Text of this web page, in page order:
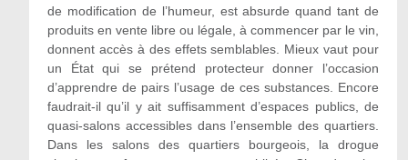
de modification de l’humeur, est absurde quand tant de
produits en vente libre ou légale, à commencer par le vin,
donnent accès à des effets semblables. Mieux vaut pour
un État qui se prétend protecteur donner l’occasion
d’apprendre de pairs l’usage de ces substances. Encore
faudrait-il qu’il y ait suffisamment d’espaces publics, de
quasi-salons accessibles dans l’ensemble des quartiers.
Dans les salons des quartiers bourgeois, la drogue